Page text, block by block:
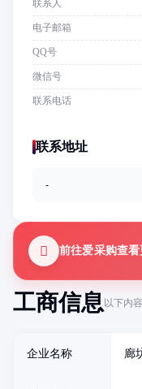
工商信息以下内
企业名称 廊
联系人
电子邮箱
QQ号
微信号
联系电话
联系地址
-
前往爱采购查